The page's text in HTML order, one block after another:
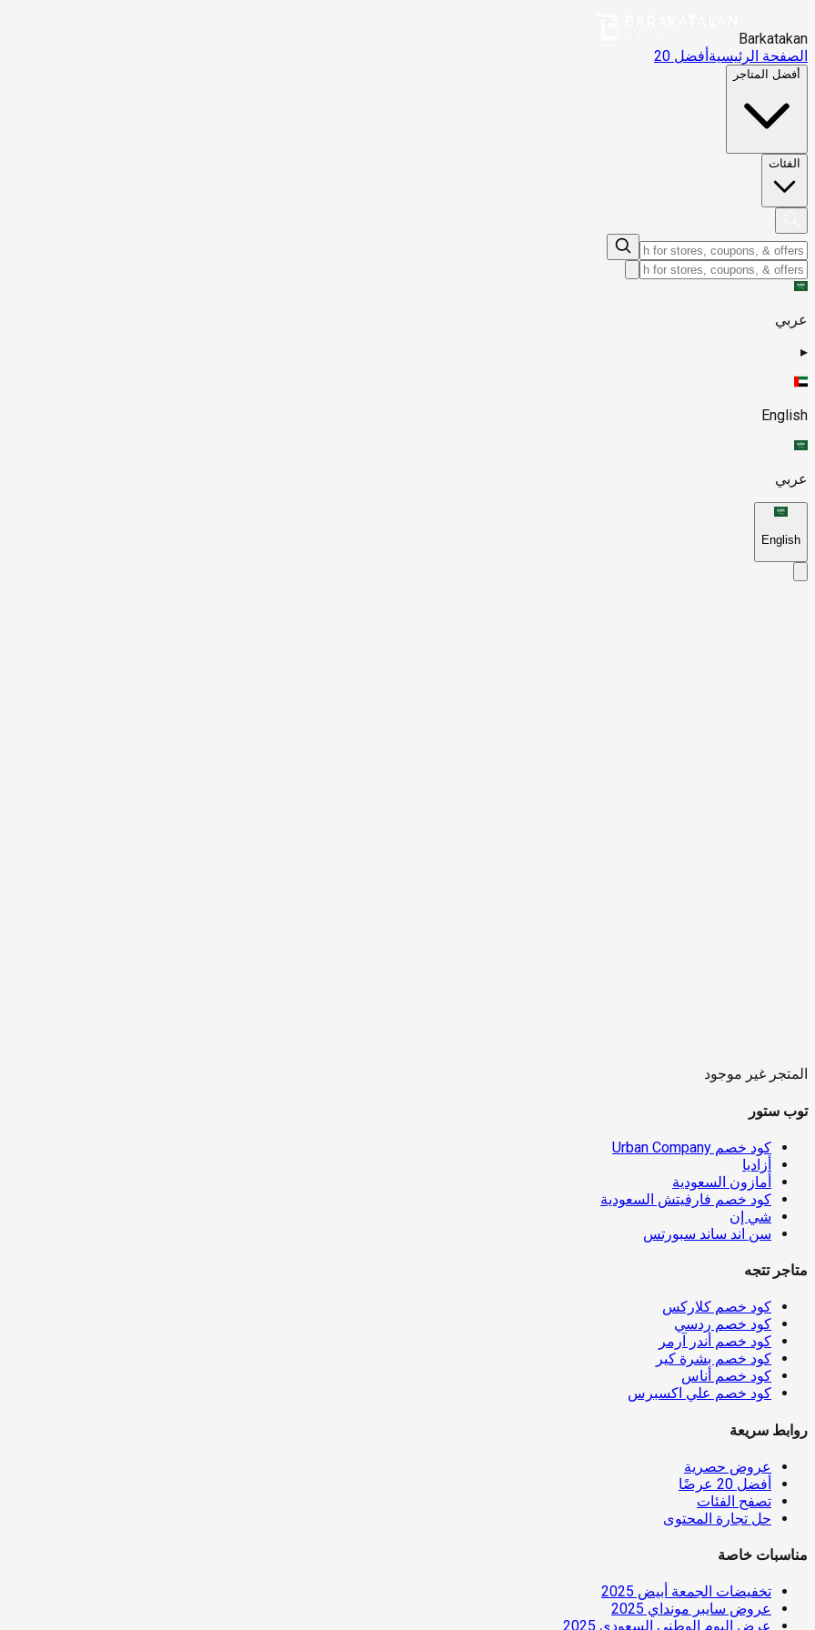
Barkatakan
الصفحة الرئيسيةأفضل 20
أفضل المتاجر
الفئات
عربي
▸
English
عربي
English
المتجر غير موجود
توب ستور
كود خصم Urban Company
أزاديا
أمازون السعودية
كود خصم فارفيتش السعودية
شي إن
سن اند ساند سبورتس
متاجر تتجه
كود خصم كلاركس
كود خصم ردسي
كود خصم أندر آرمر
كود خصم بشرة كير
كود خصم أناس
كود خصم علي اكسبرس
روابط سريعة
عروض حصرية
أفضل 20 عرضًا
تصفح الفئات
حل تجارة المحتوى
مناسبات خاصة
تخفيضات الجمعة أبيض 2025
عروض سايبر مونداي 2025
عرض اليوم الوطني السعودي 2025